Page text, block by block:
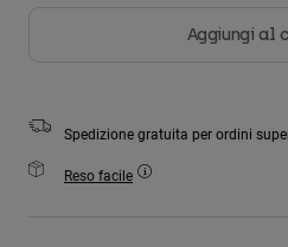
Cappelli e Berretti
Vedi tutto
Aggiungi al
Spedizione gratuita per ordini
Reso facile